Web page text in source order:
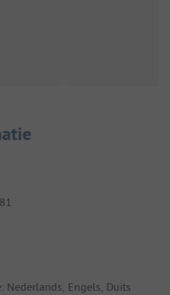
Nederlands, Engels, Duits